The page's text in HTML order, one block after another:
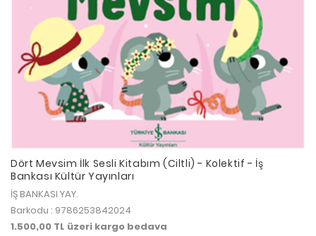
Dört Mevsim İlk Sesli Kitabım (Ciltli) - Kolektif - İş
Bankası Kültür Yayınları
İŞ BANKASI YAY.
Barkodu : 9786253842024
1.500,00 TL üzeri kargo bedava